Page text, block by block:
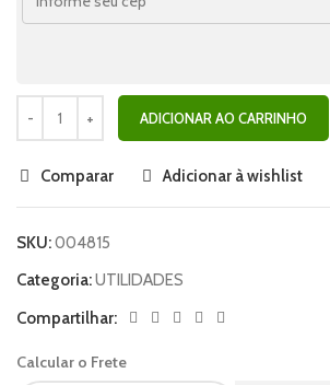
ADICIONAR AO CARRINHO
Comparar Adicionar à wishlist
SKU:004815
Categoria:UTILIDADES
Compartilhar:
Calcular o Frete